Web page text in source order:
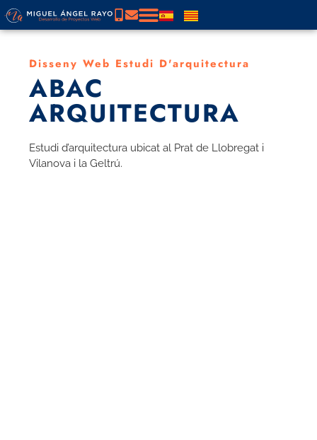
Disseny Web Estudi D'arquitectura
ABAC
ARQUITECTURA
Estudi d’arquitectura ubicat al Prat de Llobregat i
Vilanova i la Geltrú.